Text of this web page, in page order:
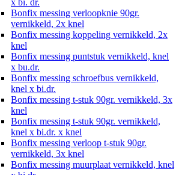
x bi. dr.
Bonfix messing verloopknie 90gr.
vernikkeld, 2x knel
Bonfix messing koppeling vernikkeld, 2x
knel
Bonfix messing puntstuk vernikkeld, knel
x bu.dr.
Bonfix messing schroefbus vernikkeld,
knel x bi.dr.
Bonfix messing t-stuk 90gr. vernikkeld, 3x
knel
Bonfix messing t-stuk 90gr. vernikkeld,
knel x bi.dr. x knel
Bonfix messing verloop t-stuk 90gr.
vernikkeld, 3x knel
Bonfix messing muurplaat vernikkeld, knel